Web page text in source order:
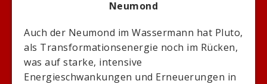
Neumond
Auch der Neumond im Wassermann hat Pluto,
als Transformationsenergie noch im Rücken,
was auf starke, intensive
Energieschwankungen und Erneuerungen in